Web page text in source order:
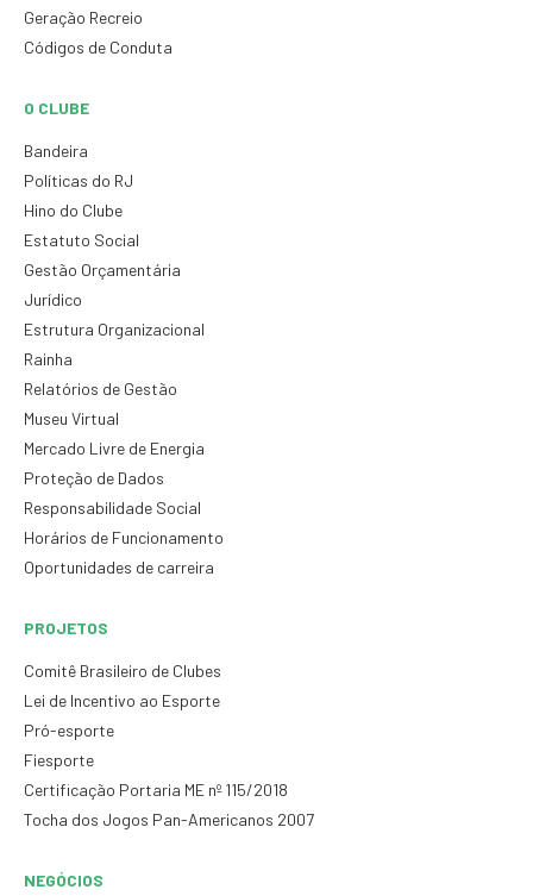
Geração Recreio
Códigos de Conduta
O CLUBE
Bandeira
Políticas do RJ
Hino do Clube
Estatuto Social
Gestão Orçamentária
Jurídico
Estrutura Organizacional
Rainha
Relatórios de Gestão
Museu Virtual
Mercado Livre de Energia
Proteção de Dados
Responsabilidade Social
Horários de Funcionamento
Oportunidades de carreira
PROJETOS
Comitê Brasileiro de Clubes
Lei de Incentivo ao Esporte
Pró-esporte
Fiesporte
Certificação Portaria ME nº 115/2018
Tocha dos Jogos Pan-Americanos 2007
NEGÓCIOS